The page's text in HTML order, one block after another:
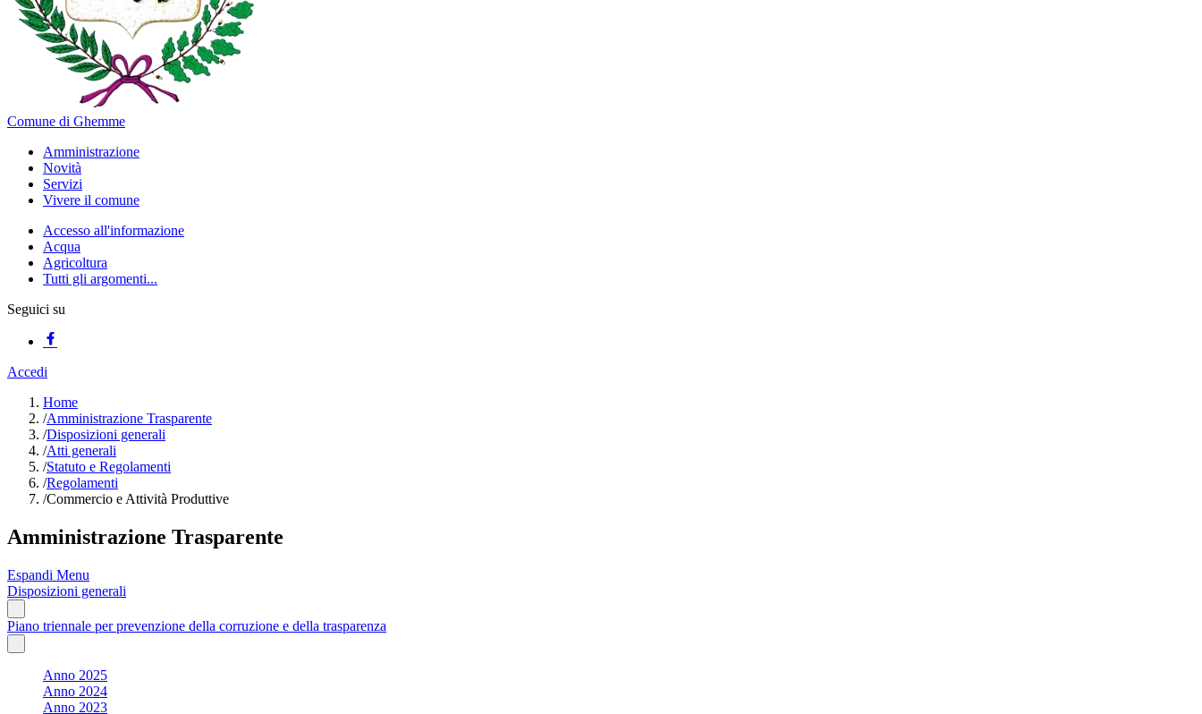
Comune di Ghemme
Amministrazione
Novità
Servizi
Vivere il comune
Accesso all'informazione
Acqua
Agricoltura
Tutti gli argomenti...
Seguici su
Accedi
Home
/Amministrazione Trasparente
/Disposizioni generali
/Atti generali
/Statuto e Regolamenti
/Regolamenti
/Commercio e Attività Produttive
Amministrazione Trasparente
Espandi Menu
Disposizioni generali
Piano triennale per prevenzione della corruzione e della trasparenza
Anno 2025
Anno 2024
Anno 2023